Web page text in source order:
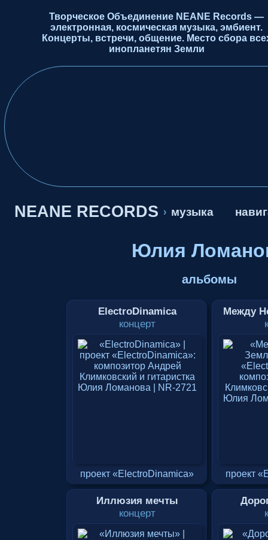
Творческое Объединение NEANE Records —
электронная, космическая музыка, эмбиент.
Концерты, встречи, общение. Место сбора
инопланетян Земли
NEANE RECORDS › музыка
Юлия
альбомы
ElectroDinamica
концерт
проект «ElectroDinamica»
Между
проект
Иллюзия мечты
концерт